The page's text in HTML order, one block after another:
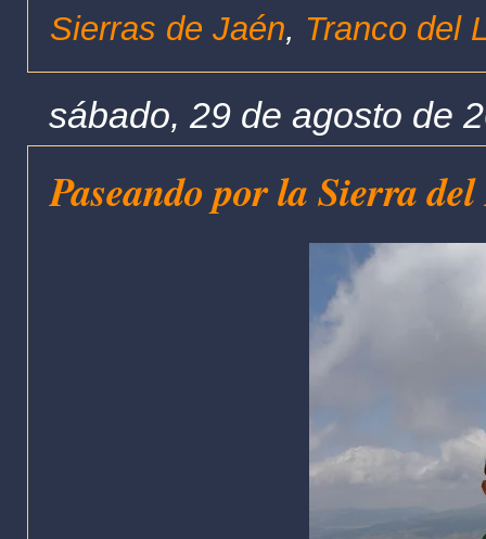
Sierras de Jaén, Tranco del
sábado, 29 de agosto de
Paseando por la Sierra